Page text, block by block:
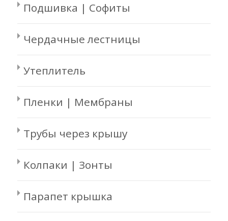
Подшивка | Софиты
Чердачные лестницы
Утеплитель
Пленки | Мембраны
Трубы через крышу
Колпаки | Зонты
Парапет крышка